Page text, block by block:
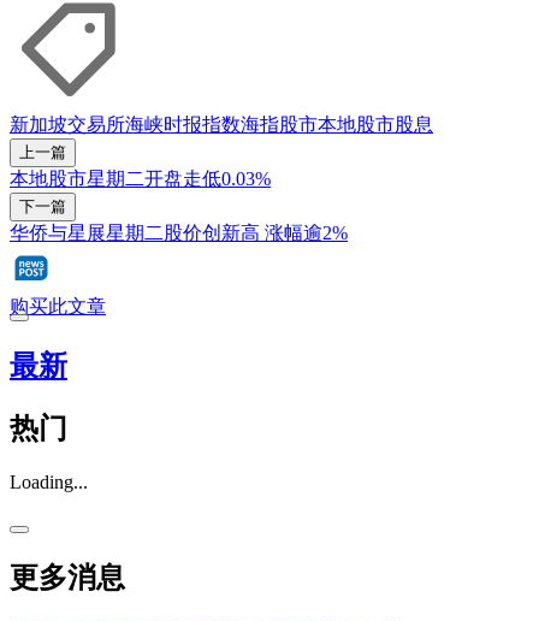
新加坡交易所海峡时报指数海指股市本地股市股息
上一篇
本地股市星期二开盘走低0.03%
下一篇
华侨与星展星期二股价创新高 涨幅逾2%
购买此文章
最新
热门
Loading...
更多消息